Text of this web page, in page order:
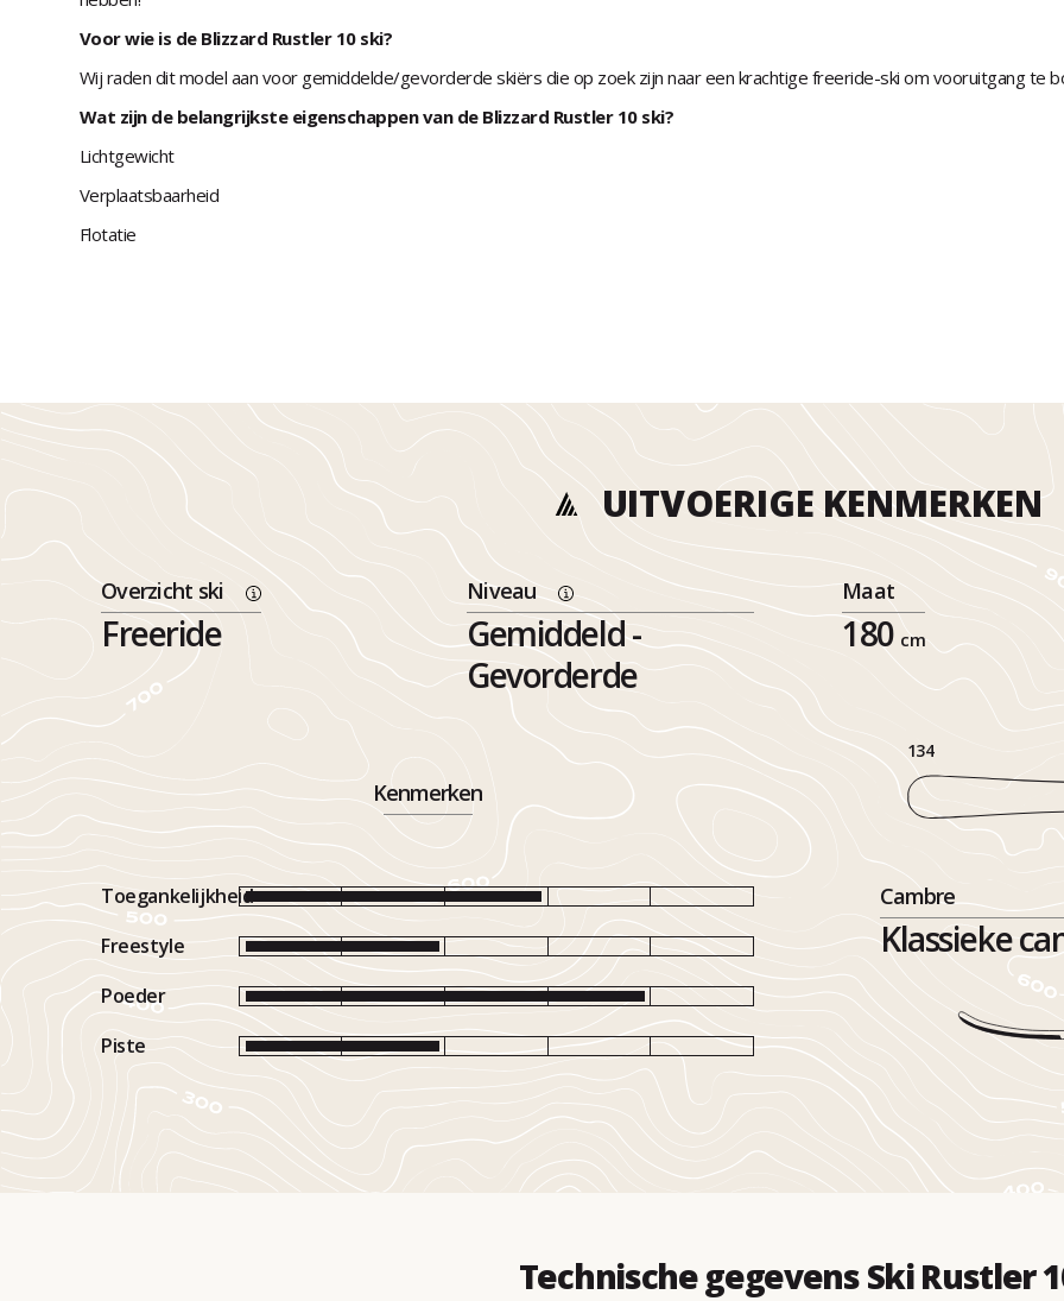
Voor wie is de Blizzard Rustler 10 ski?
Wij raden dit model aan voor gemiddelde/gevorderde skiërs die op zoek zijn naar een krachtige freeride-ski om vooruitgang te
Wat zijn de belangrijkste eigenschappen van de Blizzard Rustler 10 ski?
Lichtgewicht
Verplaatsbaarheid
Flotatie
UITVOERIGE KENMERKEN
Overzicht ski
Freeride
Niveau
Gemiddeld -
Gevorderde
Kenmerken
Toegankelijkheid
Freestyle
Poeder
Piste
Maat
180 cm
134
Cambre
Klassieke
Technische gegevens Ski Rustler